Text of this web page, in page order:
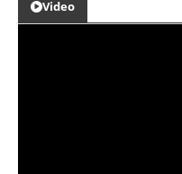
Video